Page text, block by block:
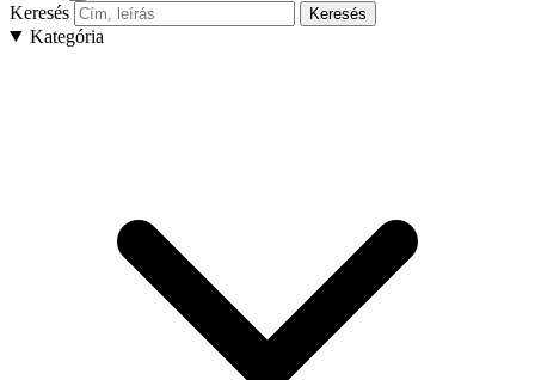
Keresés
Keresés
Kategória